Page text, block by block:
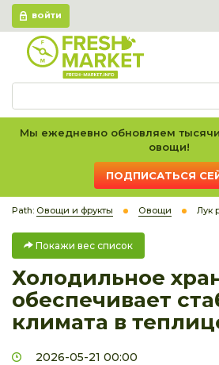
ВОЙТИ
Мы ежедневно обновляем
овощи!
ПОДПИСАТЬСЯ
Path: Овощи и фрукты Овощи Лук
Покажи вес список
Холодильное
обеспечивает
климата в
2026-05-21 00:00